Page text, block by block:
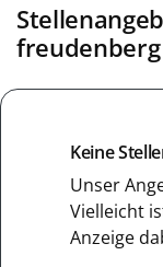
freudenberg
Keine
Unser
Vielleicht
Anzeige